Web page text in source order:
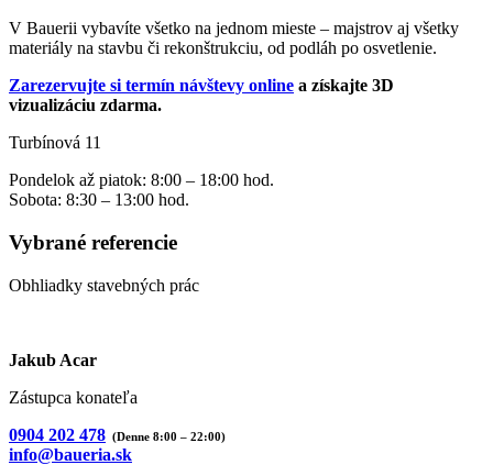
V Bauerii vybavíte všetko na jednom mieste – majstrov aj všetky
materiály na stavbu či rekonštrukciu, od podláh po osvetlenie.
Zarezervujte si termín návštevy online a získajte 3D
vizualizáciu zdarma.
Turbínová 11
Pondelok až piatok: 8:00 – 18:00 hod.
Sobota: 8:30 – 13:00 hod.
Vybrané referencie
Obhliadky stavebných prác
Jakub Acar
Zástupca konateľa
0904 202 478 (Denne 8:00 – 22:00)
info@baueria.sk